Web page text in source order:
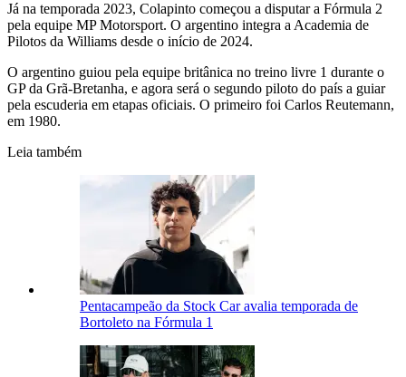
Já na temporada 2023, Colapinto começou a disputar a Fórmula 2
pela equipe MP Motorsport. O argentino integra a Academia de
Pilotos da Williams desde o início de 2024.
O argentino guiou pela equipe britânica no treino livre 1 durante o
GP da Grã-Bretanha, e agora será o segundo piloto do país a guiar
pela escuderia em etapas oficiais. O primeiro foi Carlos Reutemann,
em 1980.
Leia também
Pentacampeão da Stock Car avalia temporada de
Bortoleto na Fórmula 1